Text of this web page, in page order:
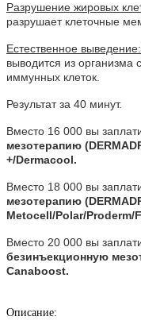
Разрушение жировых
разрушает клеточные
Естественное выведение:
выводится из
иммунных клеток.
Результат за 40 минут.
Вместо 16 000 вы
мезотерапию
+/Dermacool.
Вместо 18 000 вы
мезотерапию
Metocell/Polar/Proderm/
Вместо 20 000 вы
безинъекционную
Canaboost.
Описание: